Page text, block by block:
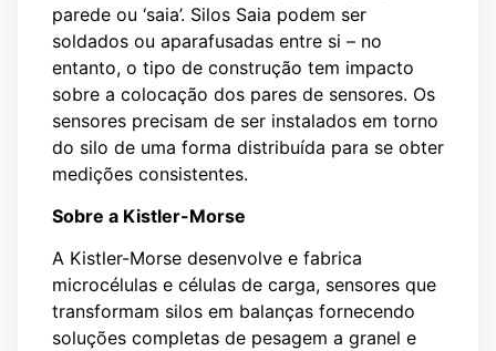
parede ou ‘saia’. Silos Saia podem ser
soldados ou aparafusadas entre si – no
entanto, o tipo de construção tem impacto
sobre a colocação dos pares de sensores. Os
sensores precisam de ser instalados em torno
do silo de uma forma distribuída para se obter
medições consistentes.
Sobre a Kistler-Morse
A Kistler-Morse desenvolve e fabrica
microcélulas e células de carga, sensores que
transformam silos em balanças fornecendo
soluções completas de pesagem a granel e